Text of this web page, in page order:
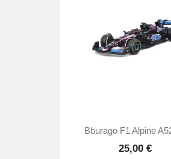
Bburago F1 Alpine
25,00 €